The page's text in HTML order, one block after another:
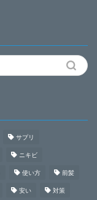
サプリ
ニキビ
使い方 前髪
安い 対策